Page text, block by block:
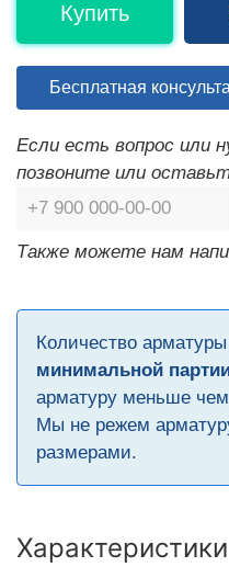
Купить
Бесплатная
Если есть вопрос или
позвоните или
Также можете нам
Количество арматуры
минимальной
арматуру меньше
Мы не режем
размерами.
Характеристики